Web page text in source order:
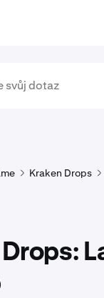
Kraken Drops